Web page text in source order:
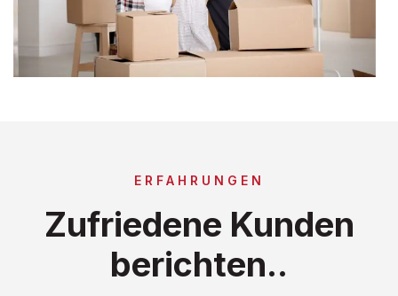
ERFAHRUNGEN
Zufriedene Kunden
berichten..